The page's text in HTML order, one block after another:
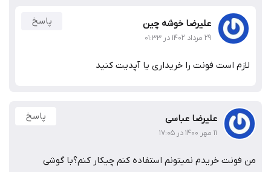
علیرضا خوشه چین
۲۹ مرداد ۱۴۰۲ در ۰۱:۳۳
پاسخ
لازم است فونت را خریداری یا آپدیت کنید
علیرضا عباسی
۱۱ مهر ۱۴۰۰ در ۱۷:۰۵
پاسخ
من فونت خریدم نمیتونم استفاده کنم چیکار کنم؟با گوشی